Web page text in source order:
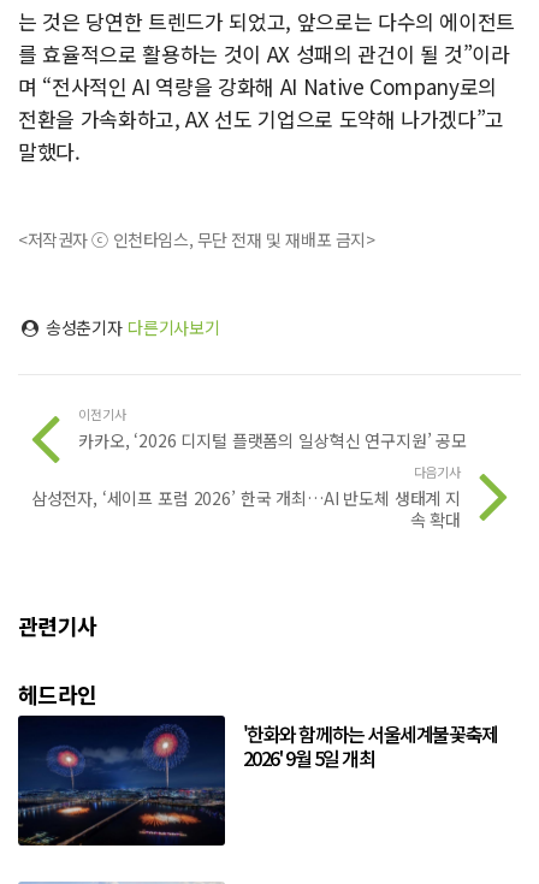
는 것은 당연한 트렌드가 되었고, 앞으로는 다수의 에이전트
를 효율적으로 활용하는 것이 AX 성패의 관건이 될 것”이라
며 “전사적인 AI 역량을 강화해 AI Native Company로의
전환을 가속화하고, AX 선도 기업으로 도약해 나가겠다”고
말했다.
<저작권자 ⓒ 인천타임스, 무단 전재 및 재배포 금지>
송성춘기자 다른기사보기
이전기사
카카오, ‘2026 디지털 플랫폼의 일상혁신 연구지원’ 공모
다음기사
삼성전자, ‘세이프 포럼 2026’ 한국 개최…AI 반도체 생태계 지
속 확대
관련기사
헤드라인
'한화와 함께하는 서울세계불꽃축제
2026' 9월 5일 개최